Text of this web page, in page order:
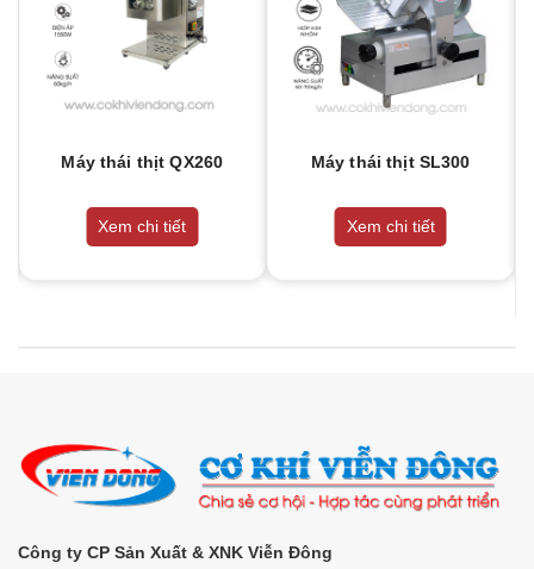
Máy thái thịt QX260
Xem chi tiết
Máy thái thịt SL300
Xem chi tiết
Công ty CP Sản Xuất & XNK Viễn Đông